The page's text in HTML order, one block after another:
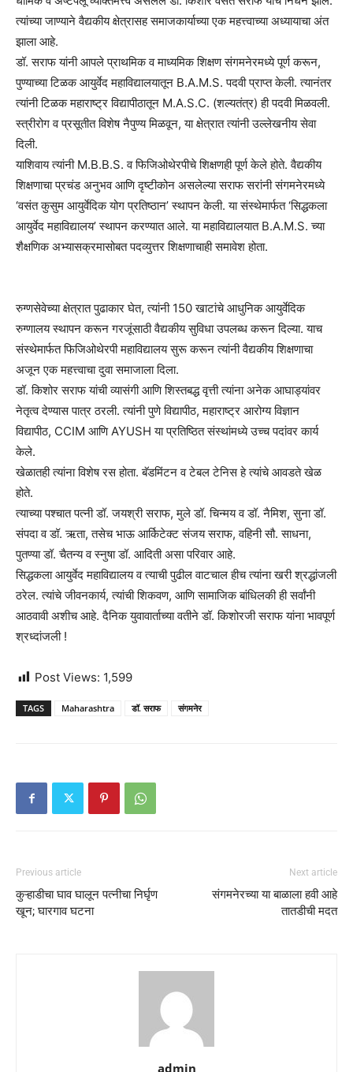
त्यांच्या जाण्याने वैद्यकीय क्षेत्रासह समाजकार्याच्या एक महत्त्वाच्या अध्यायाचा अंत
झाला आहे.
डॉ. सराफ यांनी आपले प्राथमिक व माध्यमिक शिक्षण संगमनेरमध्ये पूर्ण करून,
पुण्याच्या टिळक आयुर्वेद महाविद्यालयातून B.A.M.S. पदवी प्राप्त केली. त्यानंतर
त्यांनी टिळक महाराष्ट्र विद्यापीठातून M.A.S.C. (शल्यतंत्र) ही पदवी मिळवली.
स्त्रीरोग व प्रसूतीत विशेष नैपुण्य मिळवून, या क्षेत्रात त्यांनी उल्लेखनीय सेवा
दिली.
याशिवाय त्यांनी M.B.B.S. व फिजिओथेरपीचे शिक्षणही पूर्ण केले होते. वैद्यकीय
शिक्षणाचा प्रचंड अनुभव आणि दृष्टीकोन असलेल्या सराफ सरांनी संगमनेरमध्ये
‘वसंत कुसुम आयुर्वेदिक योग प्रतिष्ठान’ स्थापन केली. या संस्थेमार्फत ‘सिद्धकला
आयुर्वेद महाविद्यालय’ स्थापन करण्यात आले. या महाविद्यालयात B.A.M.S. च्या
शैक्षणिक अभ्यासक्रमासोबत पदव्युत्तर शिक्षणाचाही समावेश होता.
रुग्णसेवेच्या क्षेत्रात पुढाकार घेत, त्यांनी 150 खाटांचे आधुनिक आयुर्वेदिक
रुग्णालय स्थापन करून गरजूंसाठी वैद्यकीय सुविधा उपलब्ध करून दिल्या. याच
संस्थेमार्फत फिजिओथेरपी महाविद्यालय सुरू करून त्यांनी वैद्यकीय शिक्षणाचा
अजून एक महत्त्वाचा दुवा समाजाला दिला.
डॉ. किशोर सराफ यांची व्यासंगी आणि शिस्तबद्ध वृत्ती त्यांना अनेक आघाड्यांवर
नेतृत्व देण्यास पात्र ठरली. त्यांनी पुणे विद्यापीठ, महाराष्ट्र आरोग्य विज्ञान
विद्यापीठ, CCIM आणि AYUSH या प्रतिष्ठित संस्थांमध्ये उच्च पदांवर कार्य
केले.
खेळातही त्यांना विशेष रस होता. बॅडमिंटन व टेबल टेनिस हे त्यांचे आवडते खेळ
होते.
त्याच्या पश्चात पत्नी डॉ. जयश्री सराफ, मुले डॉ. चिन्मय व डॉ. नैमिश, सुना डॉ.
संपदा व डॉ. ऋता, तसेच भाऊ आर्किटेक्ट संजय सराफ, वहिनी सौ. साधना,
पुतण्या डॉ. चैतन्य व स्नुषा डॉ. आदिती असा परिवार आहे.
सिद्धकला आयुर्वेद महाविद्यालय व त्याची पुढील वाटचाल हीच त्यांना खरी श्रद्धांजली
ठरेल. त्यांचे जीवनकार्य, त्यांची शिकवण, आणि सामाजिक बांधिलकी ही सर्वांनी
आठवावी अशीच आहे. दैनिक युवावार्ताच्या वतीने डॉ. किशोरजी सराफ यांना भावपूर्ण
श्रध्दांजली !
Post Views: 1,599
TAGS Maharashtra डॉ. सराफ संगमनेर
Previous article
कुऱ्हाडीचा घाव घालून पत्नीचा निर्घृण
खून; घारगाव घटना
Next article
संगमनेरच्या या बाळाला हवी आहे
तातडीची मदत
admin